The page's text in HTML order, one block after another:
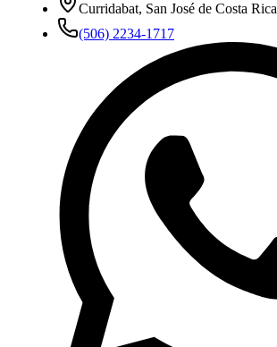
Curridabat, San José de Costa Rica
(506) 2234-1717